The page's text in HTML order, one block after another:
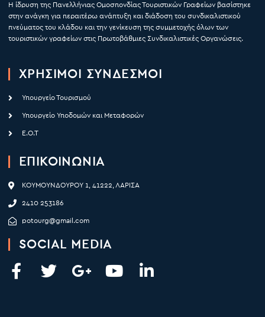
Η ίδρυση της Πανελλήνιας Ομοσπονδίας Τουριστικών Γραφείων βασίστηκε
στην ανάγκη για περαιτέρω ανάπτυξη και διάδοση του συνδικαλιστικού
πνεύματος του κλάδου και την γενίκευση της συμμετοχής όλων των
τουριστικών γραφείων στις Πρωτοβάθμιες Συνδικαλιστικές Οργανώσεις.
ΧΡΉΣΙΜΟΙ ΣΥΝΔΕΣΜΟΙ
Υπουργείο Τουρισμού
Υπουργείο Υποδομών και Μεταφορών
Ε.Ο.Τ
ΕΠΙΚΟΙΝΩΝΙΑ
ΚΟΥΜΟΥΝΔΟΥΡΟΥ 1, 41222, ΛΑΡΙΣΑ
2410 253186
potourg@gmail.com
SOCIAL MEDIA